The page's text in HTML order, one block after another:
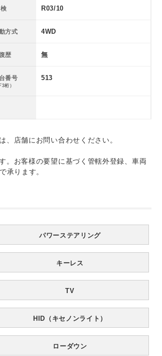
R03/10
方式 4WD
歴 無
番号
3桁）
513
店舗にお問い合わせください。
。お客様の要望に基づく管轄外登録、車両
承ります。
パワーステアリング
キーレス
TV
HID（キセノンライト）
ローダウン